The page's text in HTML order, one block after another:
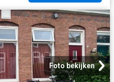
Foto bekijken